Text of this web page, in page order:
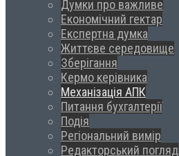
Думки про важливе
Економічний гектар
Експертна думка
Життєве середовище
Зберігання
Кермо керівника
Механізація АПК
Питання бухгалтерії
Подія
Регіональний вимір
Редакторський погляд